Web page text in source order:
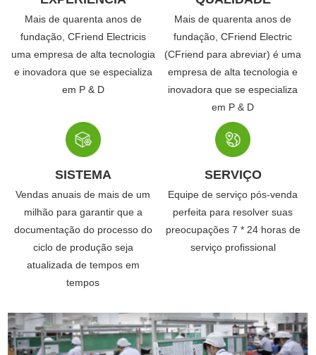
Mais de quarenta anos de
fundação, CFriend Electricis
uma empresa de alta tecnologia
e inovadora que se especializa
em P & D
Mais de quarenta anos de
fundação, CFriend Electric
(CFriend para abreviar) é uma
empresa de alta tecnologia e
inovadora que se especializa
em P & D
SISTEMA
Vendas anuais de mais de um
milhão para garantir que a
documentação do processo do
ciclo de produção seja
atualizada de tempos em
tempos
SERVIÇO
Equipe de serviço pós-venda
perfeita para resolver suas
preocupações 7 * 24 horas de
serviço profissional